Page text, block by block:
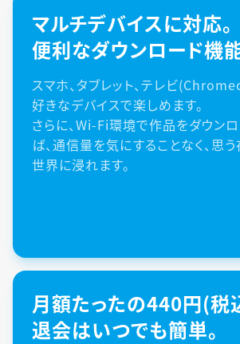
マルチデバイスに対応。
便利なダウンロード機能
スマホ、タブレット、テレビ
好きなデバイスで楽しめます。
さらに、Wi-Fi環境で作品をダウン
ば、通信量を気にすることなく、思
世界に浸れます。
月額たったの440円(税
退会はいつでも簡単。